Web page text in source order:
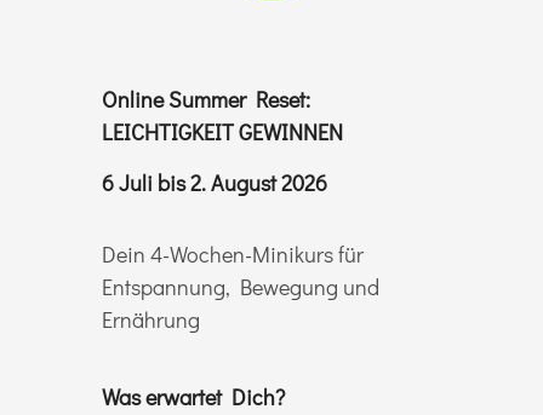
Online Summer Reset:
LEICHTIGKEIT GEWINNEN
6 Juli bis 2. August 2026
Dein 4-Wochen-Minikurs für
Entspannung, Bewegung und
Ernährung
Was erwartet Dich?